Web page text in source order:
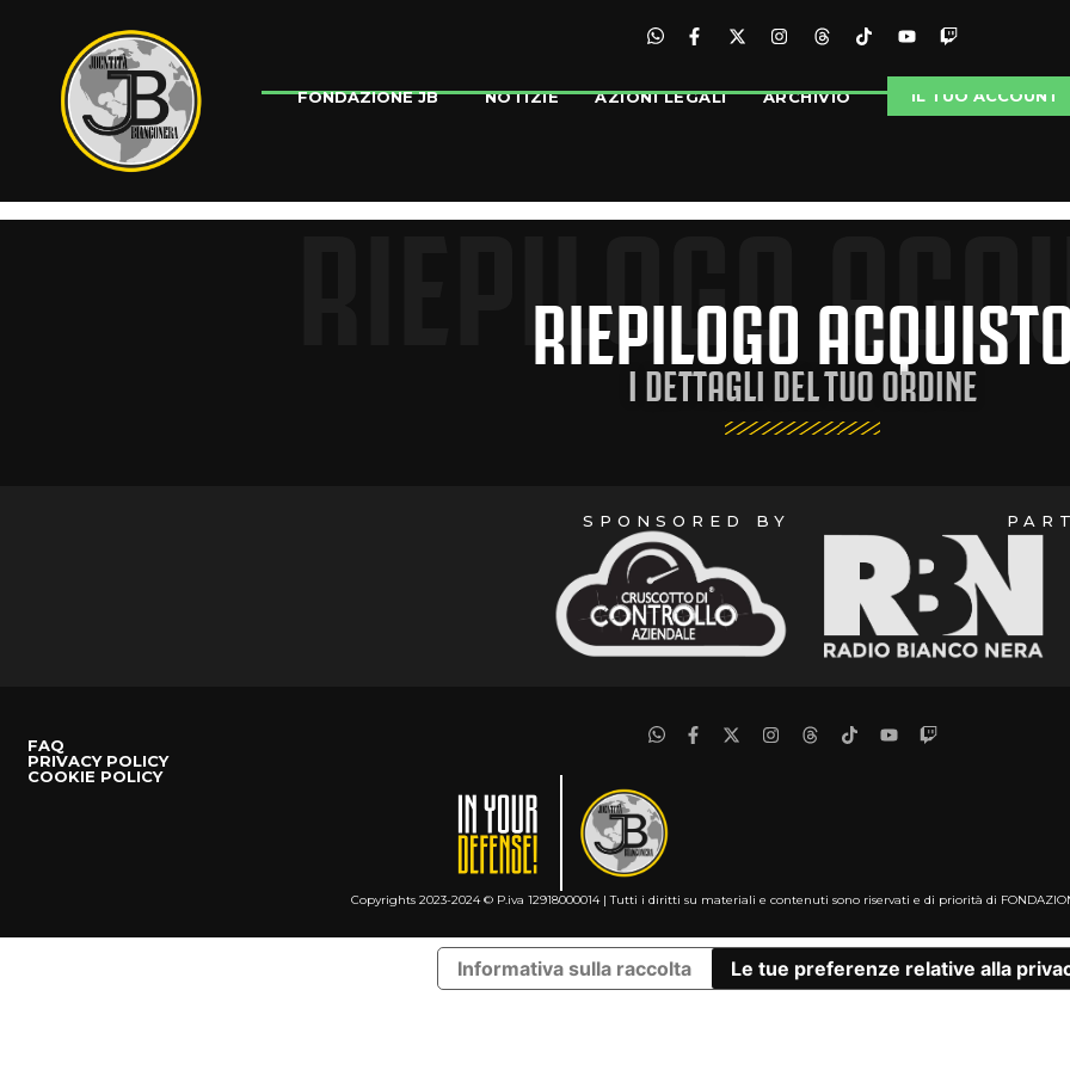
FONDAZIONE JB NOTIZIE AZIONI LEGALI ARCHIVIO IL TUO ACCOUNT
RIEPILOGO
RIEPILOGO ACQUISTO
I DETTAGLI DEL TUO ORDINE
SPONSORED BY
FAQ
PRIVACY POLICY
COOKIE POLICY
Copyrights 2023-2024 © P.iva 12918000014 | Tutti i diritti su materiali e contenuti sono riservati e di priorità di
Informativa sulla raccolta Le tue preferenze relative alla